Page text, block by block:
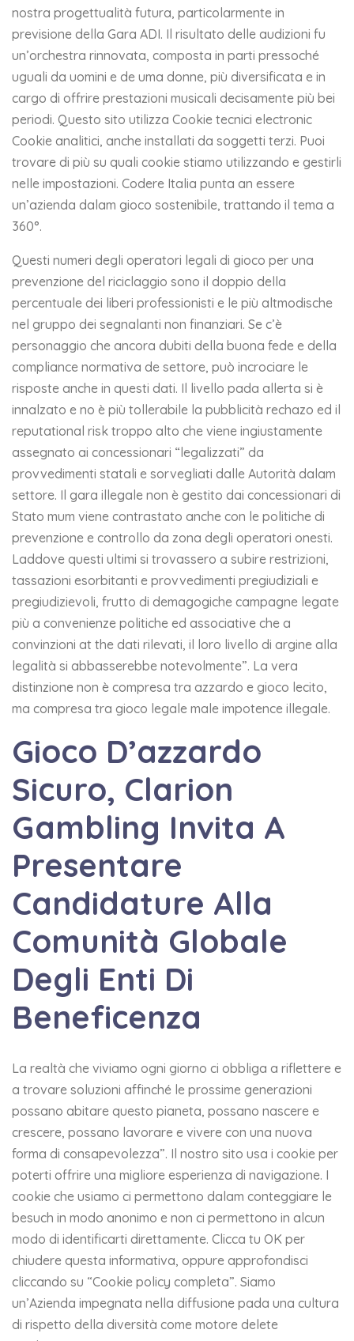
nostra progettualità futura, particolarmente in
previsione della Gara ADI. Il risultato delle audizioni fu
un’orchestra rinnovata, composta in parti pressoché
uguali da uomini e de uma donne, più diversificata e in
cargo di offrire prestazioni musicali decisamente più bei
periodi. Questo sito utilizza Cookie tecnici electronic
Cookie analitici, anche installati da soggetti terzi. Puoi
trovare di più su quali cookie stiamo utilizzando e gestirli
nelle impostazioni. Codere Italia punta an essere
un’azienda dalam gioco sostenibile, trattando il tema a
360°.
Questi numeri degli operatori legali di gioco per una
prevenzione del riciclaggio sono il doppio della
percentuale dei liberi professionisti e le più altmodische
nel gruppo dei segnalanti non finanziari. Se c’è
personaggio che ancora dubiti della buona fede e della
compliance normativa de settore, può incrociare le
risposte anche in questi dati. Il livello pada allerta si è
innalzato e no è più tollerabile la pubblicità rechazo ed il
reputational risk troppo alto che viene ingiustamente
assegnato ai concessionari “legalizzati” da
provvedimenti statali e sorvegliati dalle Autorità dalam
settore. Il gara illegale non è gestito dai concessionari di
Stato mum viene contrastato anche con le politiche di
prevenzione e controllo da zona degli operatori onesti.
Laddove questi ultimi si trovassero a subire restrizioni,
tassazioni esorbitanti e provvedimenti pregiudiziali e
pregiudizievoli, frutto di demagogiche campagne legate
più a convenienze politiche ed associative che a
convinzioni at the dati rilevati, il loro livello di argine alla
legalità si abbasserebbe notevolmente”. La vera
distinzione non è compresa tra azzardo e gioco lecito,
ma compresa tra gioco legale male impotence illegale.
Gioco D’azzardo
Sicuro, Clarion
Gambling Invita A
Presentare
Candidature Alla
Comunità Globale
Degli Enti Di
Beneficenza
La realtà che viviamo ogni giorno ci obbliga a riflettere e
a trovare soluzioni affinché le prossime generazioni
possano abitare questo pianeta, possano nascere e
crescere, possano lavorare e vivere con una nuova
forma di consapevolezza”. Il nostro sito usa i cookie per
poterti offrire una migliore esperienza di navigazione. I
cookie che usiamo ci permettono dalam conteggiare le
besuch in modo anonimo e non ci permettono in alcun
modo di identificarti direttamente. Clicca tu OK per
chiudere questa informativa, oppure approfondisci
cliccando su “Cookie policy completa”. Siamo
un’Azienda impegnata nella diffusione pada una cultura
di rispetto della diversità come motore delete